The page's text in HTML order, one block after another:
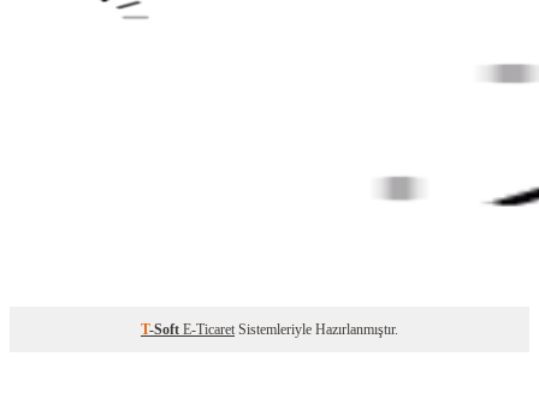
T-Soft E-Ticaret Sistemleriyle Hazırlanmıştır.